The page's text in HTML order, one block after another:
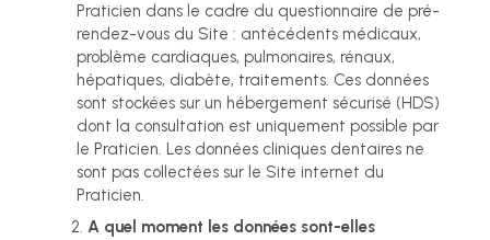
Praticien dans le cadre du questionnaire de pré-
rendez-vous du Site : antécédents médicaux,
problème cardiaques, pulmonaires, rénaux,
hépatiques, diabète, traitements. Ces données
sont stockées sur un hébergement sécurisé (HDS)
dont la consultation est uniquement possible par
le Praticien. Les données cliniques dentaires ne
sont pas collectées sur le Site internet du
Praticien.
A quel moment les données sont-elles